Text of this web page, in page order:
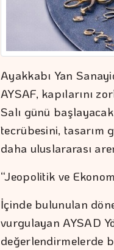
Ayakkabı Yan
AYSAF, kapılarını
Salı günü
tecrübesini, tasarım
daha uluslararası
“Jeopolitik ve
İçinde bulunulan
vurgulayan AYSAD
değerlendirmelerde